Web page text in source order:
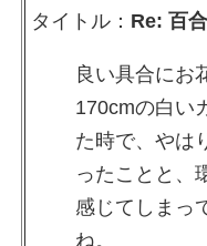
タイトル： Re: 百
良い具合にお
170cmの白い
た時で、やは
ったことと、
感じてしまっ
ね。